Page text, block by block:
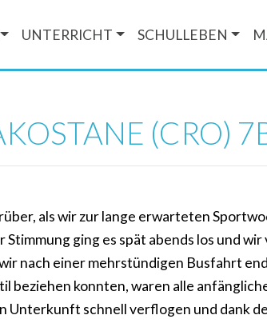
UNTERRICHT SCHULLEBEN
(CRO)
als wir zur lange erwarteten
ging es spät abends los und
nach einer mehrstündigen Busfahrt
beziehen konnten, waren alle
Unterkunft schnell verflogen und dank